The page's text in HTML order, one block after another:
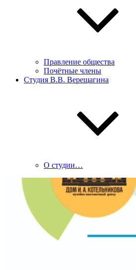
Правление общества
Почётные члены
Студия В.В. Верещагина
О студии…